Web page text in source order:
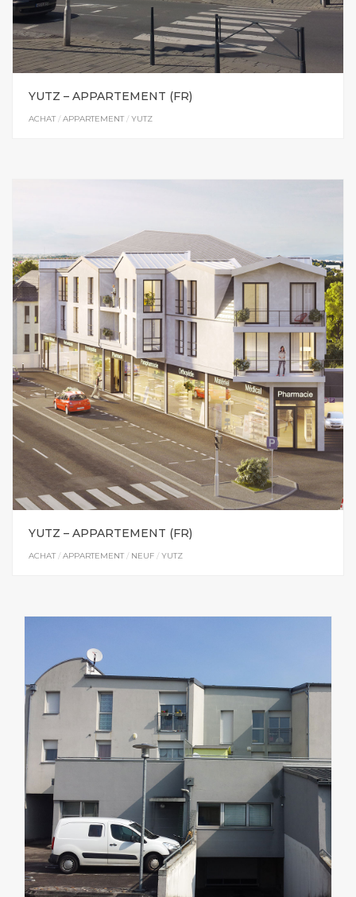
YUTZ – APPARTEMENT (FR)
ACHAT/APPARTEMENT/YUTZ
YUTZ – APPARTEMENT (FR)
ACHAT/APPARTEMENT/ NEUF /YUTZ